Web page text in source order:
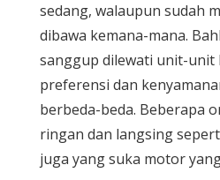
sedang, walaupun sudah
dibawa kemana-mana.
sanggup dilewati unit-unit
preferensi dan
berbeda-beda. Beberapa
ringan dan langsing
juga yang suka motor